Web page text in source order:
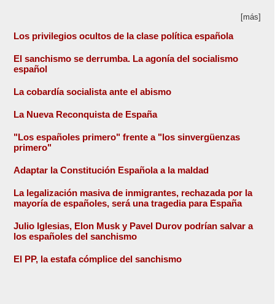
[más]
Los privilegios ocultos de la clase política española
El sanchismo se derrumba. La agonía del socialismo
español
La cobardía socialista ante el abismo
La Nueva Reconquista de España
"Los españoles primero" frente a "los sinvergüenzas
primero"
Adaptar la Constitución Española a la maldad
La legalización masiva de inmigrantes, rechazada por la
mayoría de españoles, será una tragedia para España
Julio Iglesias, Elon Musk y Pavel Durov podrían salvar a
los españoles del sanchismo
El PP, la estafa cómplice del sanchismo